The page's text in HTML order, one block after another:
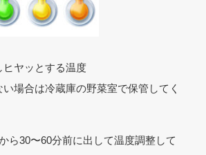
ヒヤッとする温度
場合は冷蔵庫の野菜室で保管してく
ら30〜60分前に出して温度調整して